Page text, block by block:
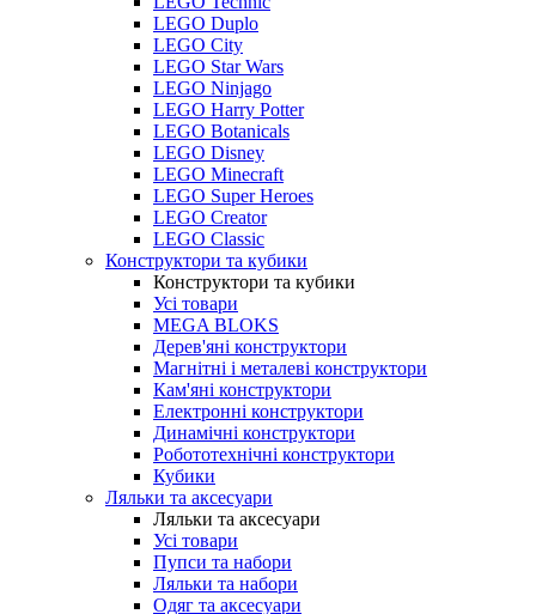
LEGO Duplo
LEGO City
LEGO Star Wars
LEGO Ninjago
LEGO Harry Potter
LEGO Botanicals
LEGO Disney
LEGO Minecraft
LEGO Super Heroes
LEGO Creator
LEGO Classic
Конструктори та кубики
Конструктори та кубики
Усі товари
MEGA BLOKS
Дерев'яні конструктори
Магнітні і металеві конструктори
Кам'яні конструктори
Електронні конструктори
Динамічні конструктори
Робототехнічні конструктори
Кубики
Ляльки та аксесуари
Ляльки та аксесуари
Усі товари
Пупси та набори
Ляльки та набори
Одяг та аксесуари